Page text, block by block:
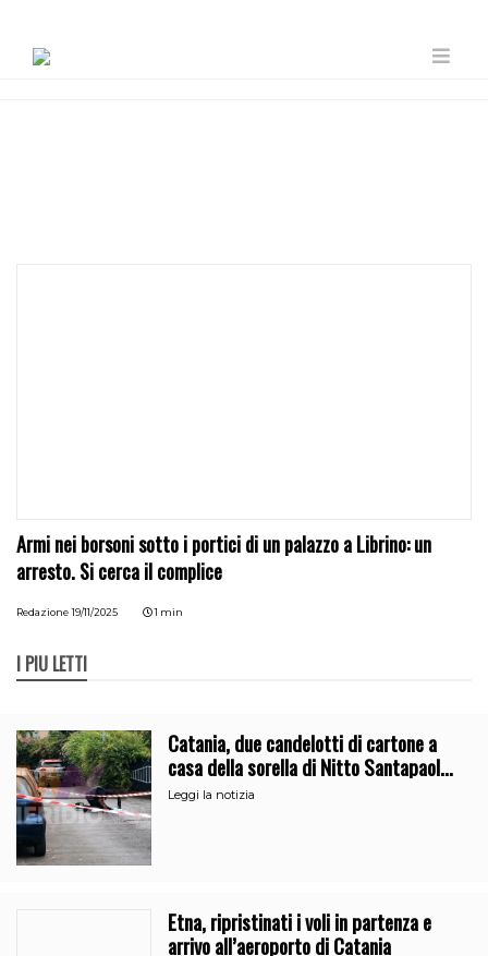
Armi nei borsoni sotto i portici di un palazzo a Librino: un
arresto. Si cerca il complice
Redazione 19/11/2025 1 min
I PIÙ LETTI
Catania, due candelotti di cartone a
casa della sorella di Nitto Santapaola.
Le indagini
Leggi la notizia
Etna, ripristinati i voli in partenza e
arrivo all’aeroporto di Catania